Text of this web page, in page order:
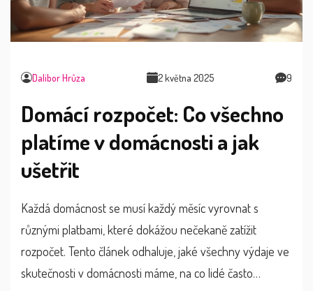
Dalibor Hrůza 2 května 2025 9
Domácí rozpočet: Co všechno
platíme v domácnosti a jak
ušetřit
Každá domácnost se musí každý měsíc vyrovnat s
různými platbami, které dokážou nečekaně zatížit
rozpočet. Tento článek odhaluje, jaké všechny výdaje ve
skutečnosti v domácnosti máme, na co lidé často